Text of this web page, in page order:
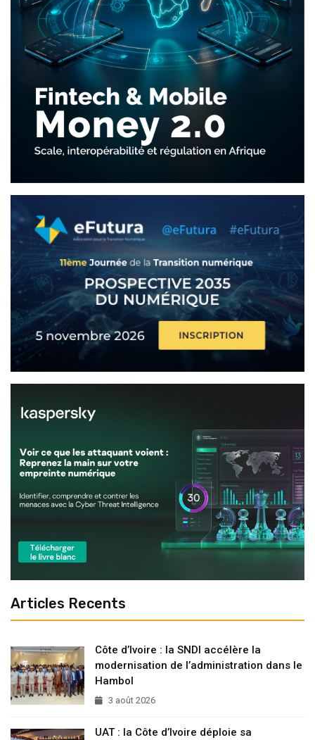
Articles Recents
Côte d’Ivoire : la SNDI accélère la
modernisation de l’administration dans le
Hambol
3 août 2026
UAT : la Côte d’Ivoire déploie sa